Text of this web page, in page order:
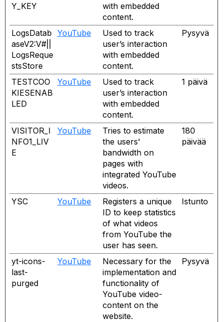
Y_KEY
ny
flik
with embedded
content.
LogsDatab
aseV2:V#||
LogsReque
stsStore
YouTube
ny
flik
Used to track
user’s interaction
with embedded
content.
Pysyvä
TESTCOO
KIESENAB
LED
YouTube
ny
flik
Used to track
user’s interaction
with embedded
content.
1 päivä
VISITOR_I
NFO1_LIV
E
YouTube
Tries to estimate
the users'
bandwidth on
pages with
integrated YouTube
videos.
180
päivää
YSC
YouTube
flik
Registers a unique
ID to keep statistics
of what videos
from YouTube the
user has seen.
Istunto
yt-icons-
last-
purged
YouTube
Necessary for the
implementation and
functionality of
YouTube video-
content on the
website.
Pysyvä